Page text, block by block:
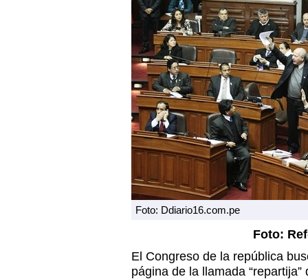
Foto: Ddiario16.com.pe
Foto:
El Congreso de la república
página de la llamada